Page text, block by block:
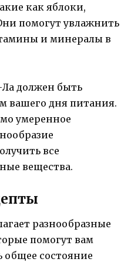
как яблоки,
помогут увлажнить
и минералы в
должен быть
вашего дня питания.
умеренное
все
вещества.
разнообразные
помогут вам
общее состояние